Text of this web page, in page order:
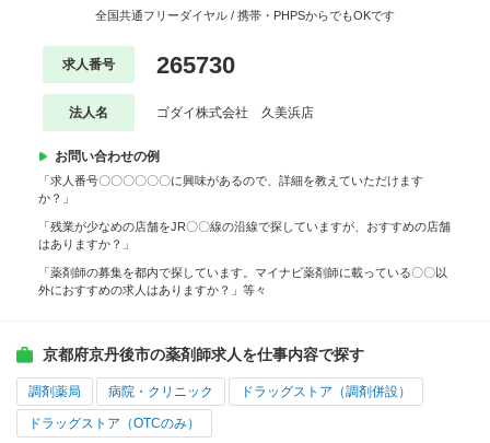
全国共通フリーダイヤル / 携帯・PHPSからでもOKです
求人番号 265730
法人名 ゴダイ株式会社 久美浜店
お問い合わせの例
「求人番号〇〇〇〇〇〇に興味があるので、詳細を教えていただけます
か？」
「残業が少なめの店舗をJR〇〇線の沿線で探していますが、おすすめの店舗
はありますか？」
「薬剤師の募集を都内で探しています。マイナビ薬剤師に載っている〇〇以
外におすすめの求人はありますか？」等々
京都府京丹後市の薬剤師求人を仕事内容で探す
調剤薬局 病院・クリニック ドラッグストア（調剤併設）
ドラッグストア（OTCのみ）